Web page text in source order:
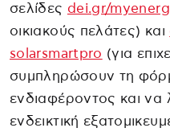
σελίδες dei.gr/
οικιακούς πελάτες) και
solarsmartpro (για
συμπληρώσουν τη
ενδιαφέροντος και
ενδεικτική